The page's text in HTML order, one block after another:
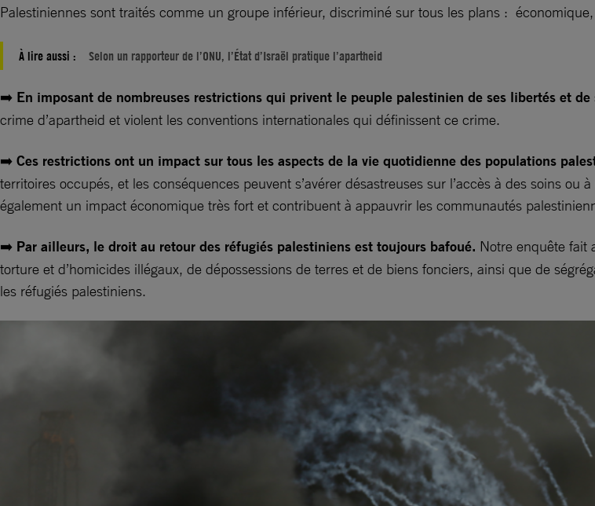
Palestiniennes sont traités comme un groupe inférieur, discriminé sur tous les plans :
À lire aussi : Selon un rapporteur de l’ONU, l’État d’Israël pratique l’apartheid
➡️ En imposant de nombreuses restrictions qui privent le peuple palestinien de ses libertés et
crime d’apartheid et violent les conventions internationales qui définissent ce crime.
➡️ Ces restrictions ont un impact sur tous les aspects de la vie quotidienne des populations
territoires occupés, et les conséquences peuvent s’avérer désastreuses sur l’accès à des soins
également un impact économique très fort et contribuent à appauvrir les communautés
➡️ Par ailleurs, le droit au retour des réfugiés palestiniens est toujours bafoué. Notre enquête fait
torture et d’homicides illégaux, de dépossessions de terres et de biens fonciers, ainsi que de
les réfugiés palestiniens.